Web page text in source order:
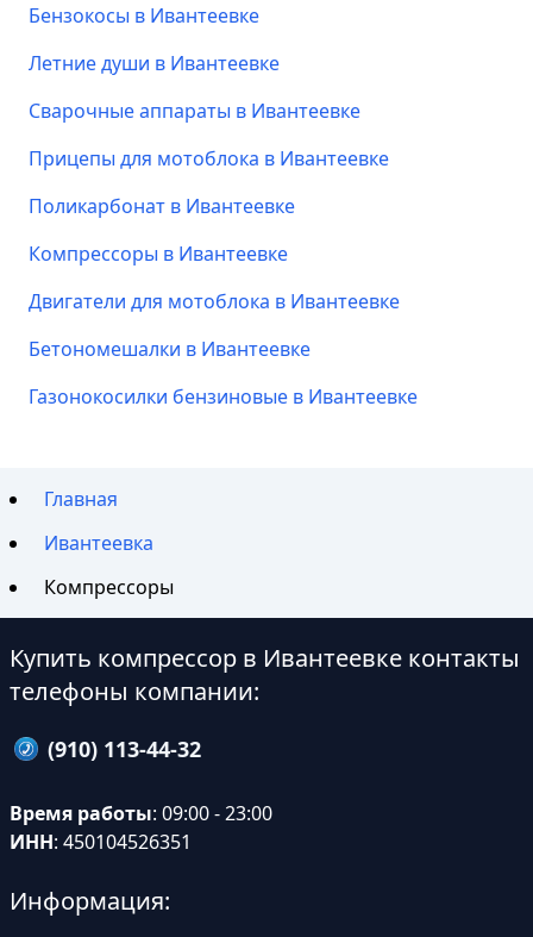
Бензокосы в Ивантеевке
Летние души в Ивантеевке
Сварочные аппараты в Ивантеевке
Прицепы для мотоблока в Ивантеевке
Поликарбонат в Ивантеевке
Компрессоры в Ивантеевке
Двигатели для мотоблока в Ивантеевке
Бетономешалки в Ивантеевке
Газонокосилки бензиновые в Ивантеевке
Главная
Ивантеевка
Компрессоры
Купить компрессор в Ивантеевке контакты
телефоны компании:
(910) 113-44-32
Время работы: 09:00 - 23:00
ИНН: 450104526351
Информация: